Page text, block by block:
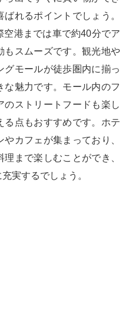
れるポイントでしょう。
空港までは車で約40分でア
もスムーズです。観光地や
グモールが徒歩圏内に揃っ
な魅力です。モール内のフ
のストリートフードも楽し
る点もおすすめです。ホテ
カフェが集まっており、
まで楽しむことができ、
実するでしょう。